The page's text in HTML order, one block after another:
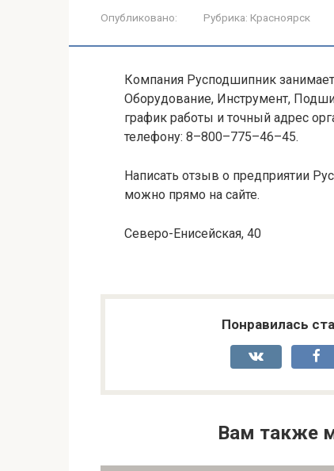
Опубликовано: Рубрика: Красноярск
Компания Русподшипник
Оборудование, Инструмент,
график работы и точный адрес
телефону: 8–800–775–46–45.
Написать отзыв о предприятии
можно прямо на сайте.
Северо-Енисейская, 40
Понравилась
Вам также